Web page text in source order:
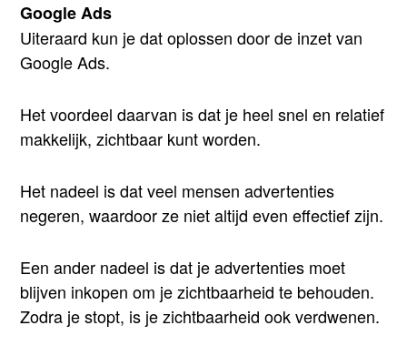
Google Ads
Uiteraard kun je dat oplossen door de inzet van
Google Ads.
Het voordeel daarvan is dat je heel snel en relatief
makkelijk, zichtbaar kunt worden.
Het nadeel is dat veel mensen advertenties
negeren, waardoor ze niet altijd even effectief zijn.
Een ander nadeel is dat je advertenties moet
blijven inkopen om je zichtbaarheid te behouden.
Zodra je stopt, is je zichtbaarheid ook verdwenen.